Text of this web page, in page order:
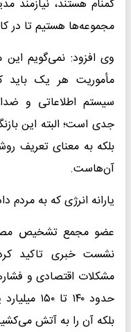
گمنام هستند، نیازمند
مجموعه‌ها هستیم تا در
وی افزود: نمی‌گویم این
مأموریت هر یک
سیستم اطلاعاتی و
جدی است؛ البته این
بلکه به معنای تعریف
آن‌هاست.
یارانه‌ انرژی که به
عضو مجمع تشخیص
نشست خبری تاکید
مشکلات اقتصادی و
حدود ۱۴۰
بلکه آن را به آتش